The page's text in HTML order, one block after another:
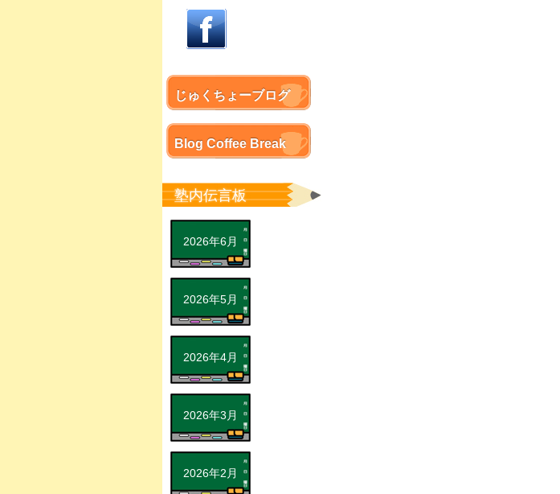
じゅくちょーブログ
Blog Coffee Break
塾内伝言板
2026年2月
2026年3月
2026年4月
2026年5月
2026年6月